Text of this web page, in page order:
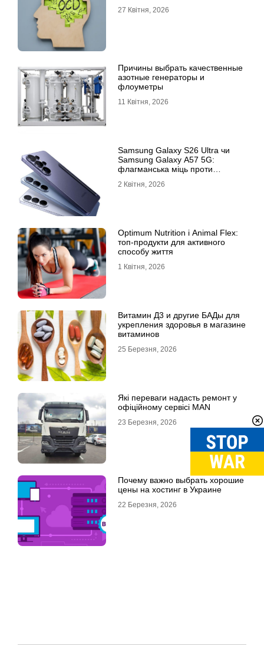
27 Квітня, 2026
Причины выбрать качественные
азотные генераторы и
флоуметры
11 Квітня, 2026
Samsung Galaxy S26 Ultra чи
Samsung Galaxy A57 5G:
флагманська міць проти
2 Квітня, 2026
Optimum Nutrition і Animal Flex:
топ-продукти для активного
способу життя
1 Квітня, 2026
Витамин Д3 и другие БАДы для
укрепления здоровья в магазине
витаминов
25 Березня, 2026
Які переваги надасть ремонт у
офіційному сервісі MAN
23 Березня, 2026
Почему важно выбрать хорошие
цены на хостинг в Украине
22 Березня, 2026